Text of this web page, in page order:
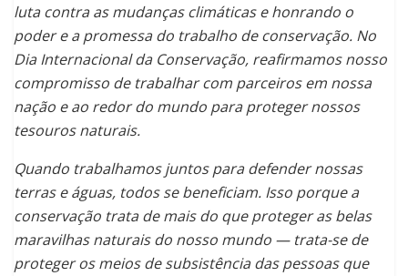
luta contra as mudanças climáticas e honrando o
poder e a promessa do trabalho de conservação. No
Dia Internacional da Conservação, reafirmamos nosso
compromisso de trabalhar com parceiros em nossa
nação e ao redor do mundo para proteger nossos
tesouros naturais.
Quando trabalhamos juntos para defender nossas
terras e águas, todos se beneficiam. Isso porque a
conservação trata de mais do que proteger as belas
maravilhas naturais do nosso mundo — trata-se de
proteger os meios de subsistência das pessoas que